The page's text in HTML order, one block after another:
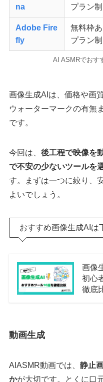
na
プラン制
Adobe Fire
fly
無料枠
プラン制
AI ASMRでおす
画像生成AIは、価格や画
ウォーターマークの有無
です。
今回は、 後工程で映像を
で不安の少ないツールを
す。まずは一つに絞り、
よいでしょう。
おすすめ画像生成AIは
画像
初心
徹底
動画生成
AIASMR動画では、 静止
かが大切です。とくに口